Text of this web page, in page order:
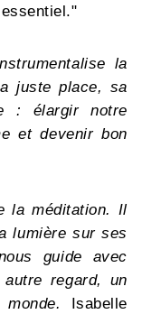
la
juste place, sa
: élargir notre
et devenir bon
la méditation. Il
lumière sur ses
guide avec
regard, un
Isabelle